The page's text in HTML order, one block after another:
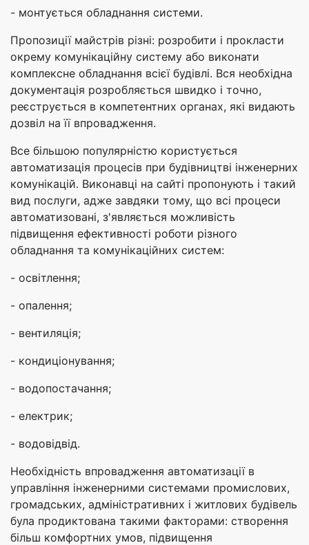
- монтується обладнання системи.
Пропозиції майстрів різні: розробити і прокласти
окрему комунікаційну систему або виконати
комплексне обладнання всієї будівлі. Вся необхідна
документація розробляється швидко і точно,
реєструється в компетентних органах, які видають
дозвіл на її впровадження.
Все більшою популярністю користується
автоматизація процесів при будівництві інженерних
комунікацій. Виконавці на сайті пропонують і такий
вид послуги, адже завдяки тому, що всі процеси
автоматизовані, з'являється можливість
підвищення ефективності роботи різного
обладнання та комунікаційних систем:
- освітлення;
- опалення;
- вентиляція;
- кондиціонування;
- водопостачання;
- електрик;
- водовідвід.
Необхідність впровадження автоматизації в
управління інженерними системами промислових,
громадських, адміністративних і житлових будівель
була продиктована такими факторами: створення
більш комфортних умов, підвищення